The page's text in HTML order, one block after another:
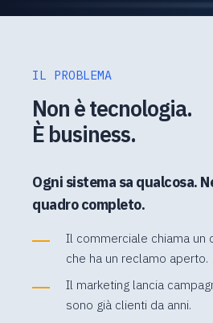
IL PROBLEMA
Non è tecnologia.
È business.
Ogni sistema sa qualcosa.
quadro completo.
Il commerciale chiama un
che ha un reclamo aperto.
Il marketing lancia
sono già clienti da anni.